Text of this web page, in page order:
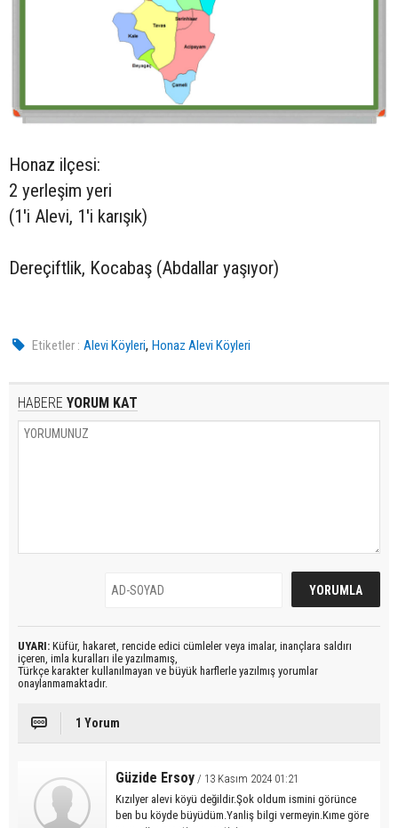
Honaz ilçesi:
2 yerleşim yeri
(1'i Alevi, 1'i karışık)
Dereçiftlik, Kocabaş (Abdallar yaşıyor)
Etiketler : Alevi Köyleri,Honaz Alevi Köyleri
HABERE YORUM KAT
UYARI: Küfür, hakaret, rencide edici cümleler veya imalar, inançlara saldırı
içeren, imla kuralları ile yazılmamış,
Türkçe karakter kullanılmayan ve büyük harflerle yazılmış yorumlar
onaylanmamaktadır.
1 Yorum
Güzide Ersoy / 13 Kasım 2024 01:21
Kızılyer alevi köyü değildir.Şok oldum ismini görünce
ben bu köyde büyüdüm.Yanliş bilgi vermeyin.Kıme göre